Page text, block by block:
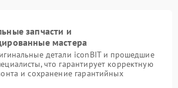
запчасти и
мастера
детали iconBIT и прошедшие
что гарантирует корректную
и сохранение гарантийных